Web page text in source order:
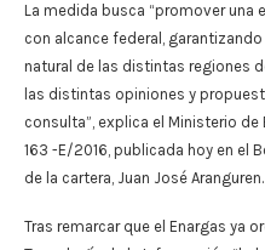
La medida busca “promover
con alcance federal,
natural de las distintas regiones
las distintas opiniones y
consulta”, explica el Ministerio de
163 -E/2016, publicada hoy en el
de la cartera, Juan José Aranguren.
Tras remarcar que el Enargas ya